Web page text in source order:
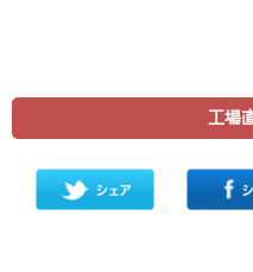
工場